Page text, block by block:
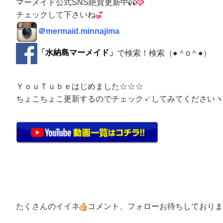
マーメイド公式SNS絶賛更新中
チェックして下さいね
＠mermaid.minnajima
「 水納島マーメイド 」 で検索！検索（●＾o＾●）
ＹｏｕＴｕｂｅはじめました☆☆☆
ちょこちょこ更新するのでチェック✓してみてくださいヽ
たくさんのイイネ コメント、フォローお待ちしており